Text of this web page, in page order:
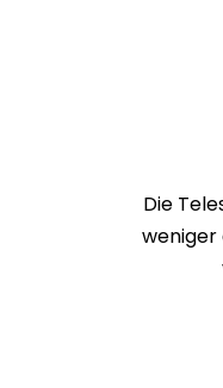
Die
weniger